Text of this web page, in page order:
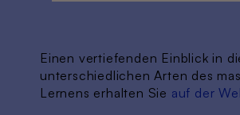
Einen vertiefenden Einblick in
unterschiedlichen Arten des
Lernens erhalten Sie auf der